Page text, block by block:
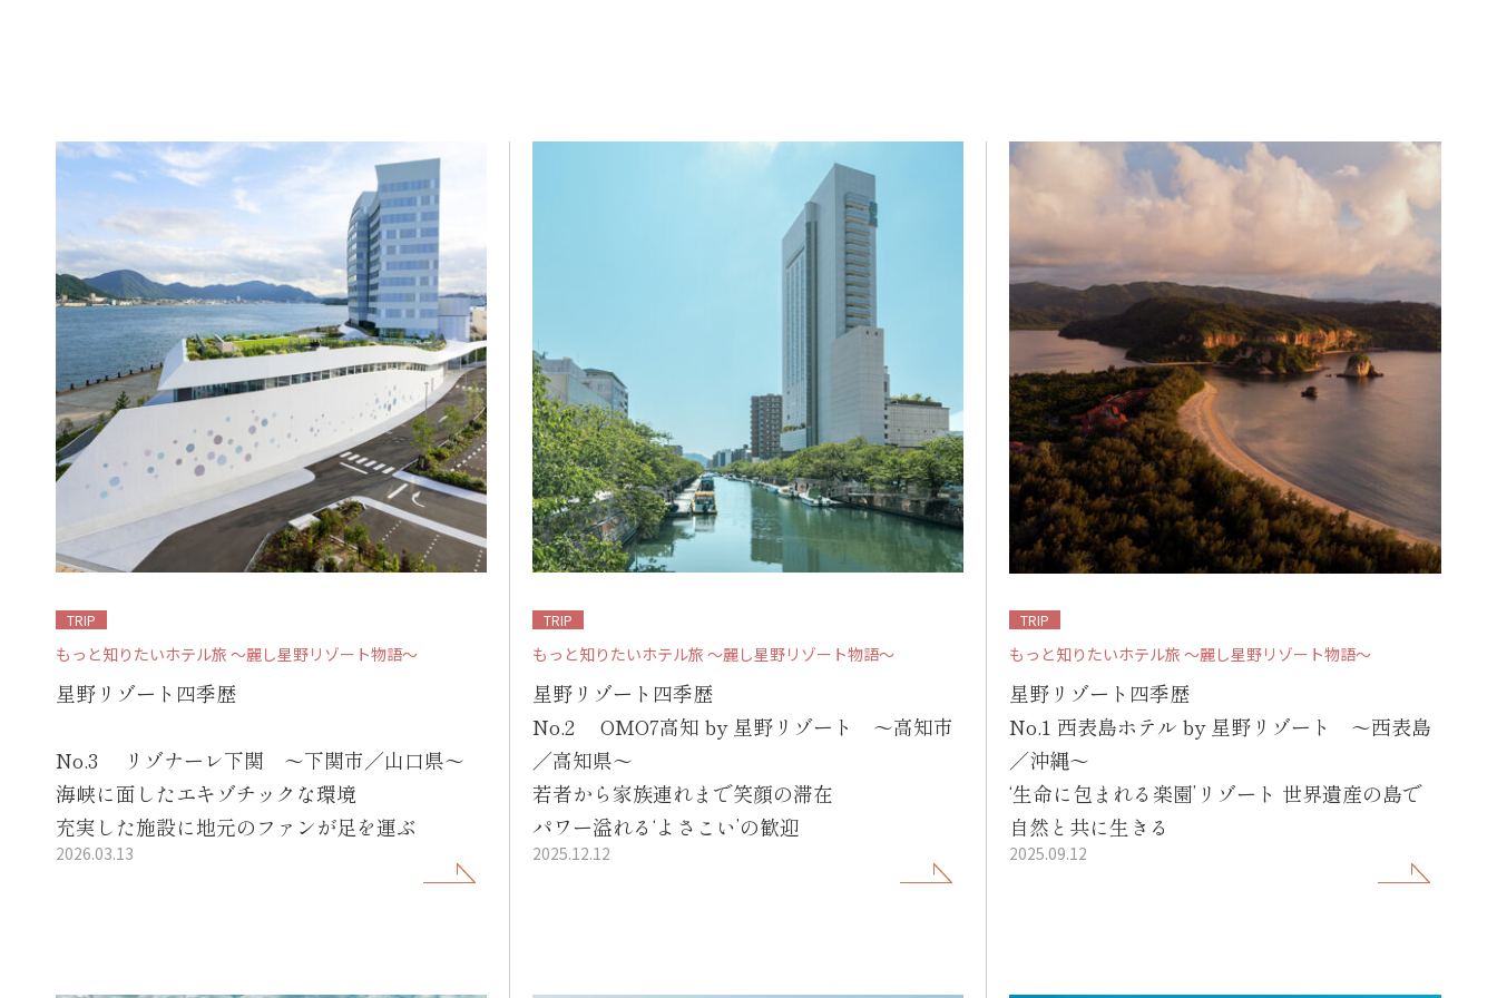
TRIP
もっと知りたいホテル旅 ～麗し星野リゾート物語～
星野リゾート四季歴
No.3 リゾナーレ下関 ～下関市／山口県～
海峡に面したエキゾチックな環境
充実した施設に地元のファンが足を運ぶ
2026.03.13
TRIP
もっと知りたいホテル旅 ～麗し星野リゾート物語～
星野リゾート四季歴
No.2 OMO7高知 by 星野リゾート ～高知市
／高知県～
若者から家族連れまで笑顔の滞在
パワー溢れる‘よさこい’の歓迎
2025.12.12
TRIP
もっと知りたいホテル旅 ～麗し星野リゾート物語～
星野リゾート四季歴
No.1 西表島ホテル by 星野リゾート ～西表島
／沖縄～
‘生命に包まれる楽園’リゾート 世界遺産の島で
自然と共に生きる
2025.09.12